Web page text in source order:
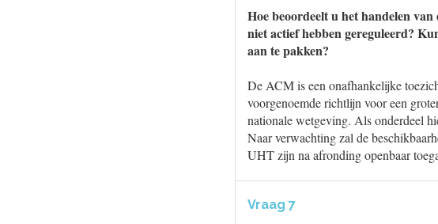
Hoe beoordeelt u het handelen
niet actief hebben gereguleerd?
aan te pakken?
De ACM is een onafhankelijke
voorgenoemde richtlijn voor een
nationale wetgeving. Als onderdeel
Naar verwachting zal de
UHT zijn na afronding openbaar
Vraag 7